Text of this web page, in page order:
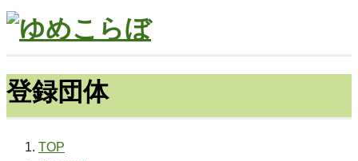
登録団体
TOP